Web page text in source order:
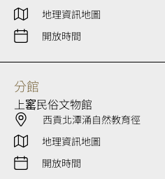
地理資訊地圖
開放時間
分館
上窰民俗文物館
西貢北潭涌自然教育徑
地理資訊地圖
開放時間